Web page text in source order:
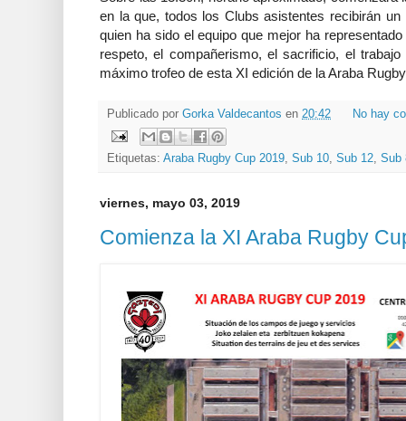
en la que, todos los Clubs asistentes recibirán
quien ha sido el equipo que mejor ha
respeto, el compañerismo, el sacrificio, el
máximo trofeo de esta XI edición de la Araba
Publicado por Gorka Valdecantos en 20:42 No hay
Etiquetas: Araba Rugby Cup 2019, Sub 10, Sub 12, Sub
viernes, mayo 03, 2019
Comienza la XI Araba Rugby